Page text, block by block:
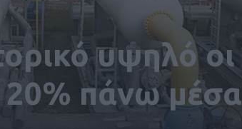
υψηλό οι
20% πάνω μέσα